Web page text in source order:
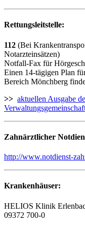
Rettungsleitstelle:
112 (Bei
Notarzteinsätzen)
Notfall-Fax für
Einen 14-tägigen Plan
Bereich Mönchberg
>> aktuellen Ausgabe
Zahnärztlicher
http://www.notdienst-
Krankenhäuser:
HELIOS Klinik
09372 700-0